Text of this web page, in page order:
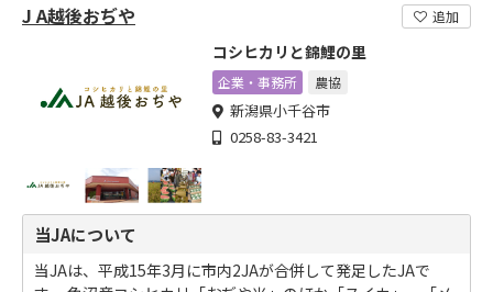
J A越後おぢや 追加
コシヒカリと錦鯉の里
企業・事務所 農協
新潟県小千谷市
0258-83-3421
当JAについて
当JAは、平成15年3月に市内2JAが合併して発足したJAで